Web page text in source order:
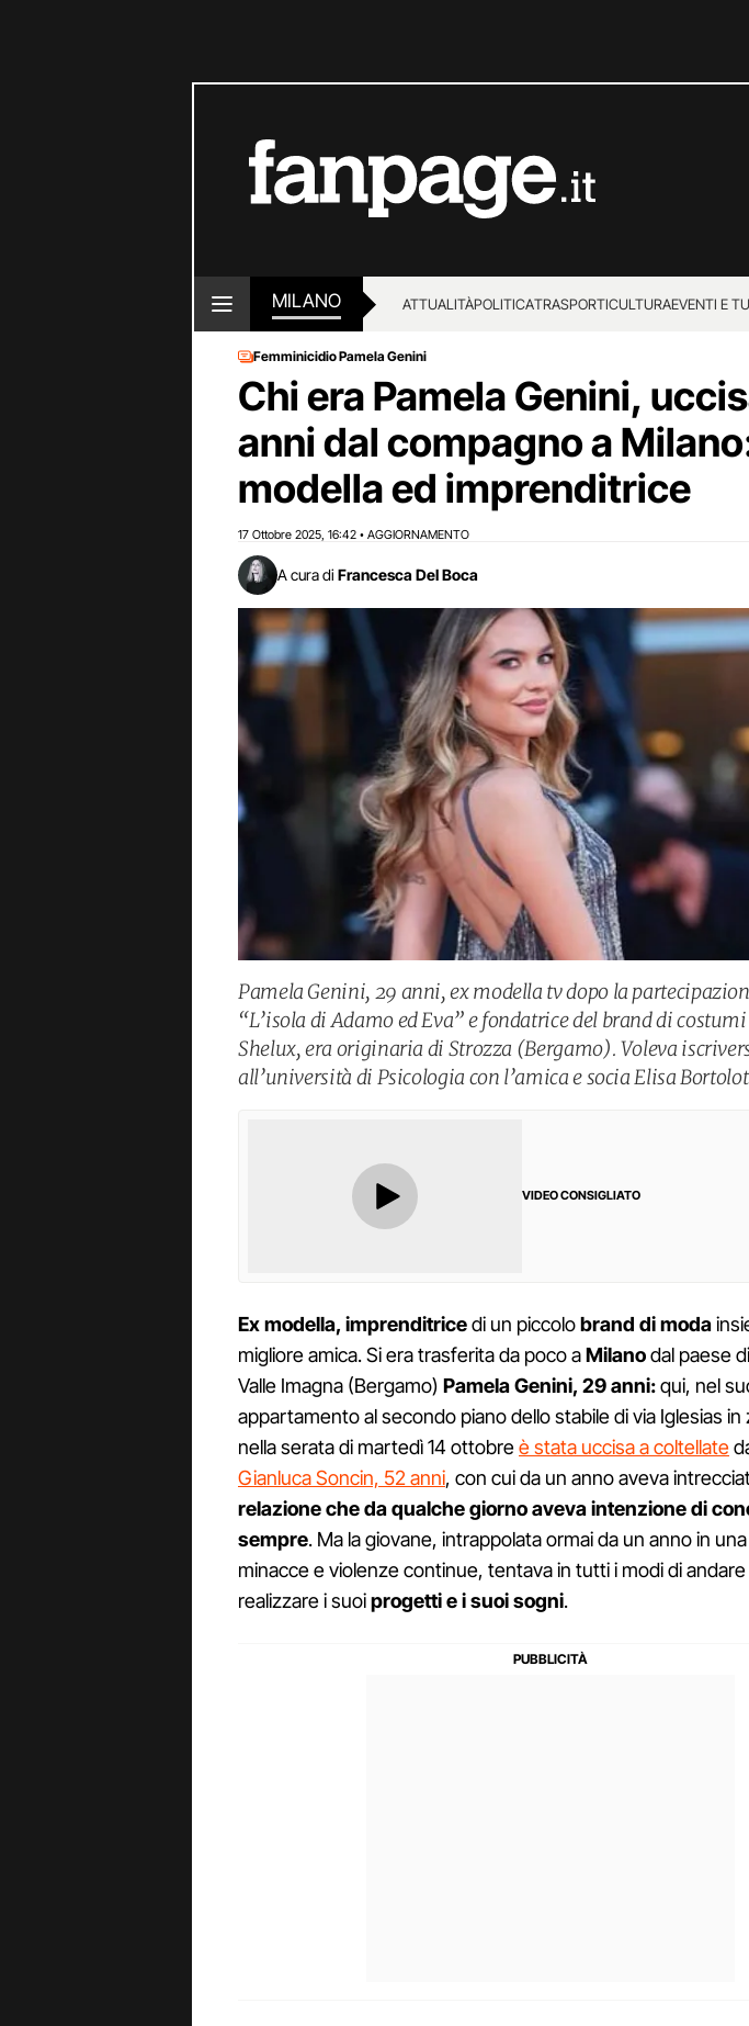
MILANO ATTUALITÀPOLITICATRASPORTICULTURAEVENTI E
Femminicidio Pamela Genini
Chi era Pamela Genini,
anni dal compagno a
modella ed imprenditrice
17 Ottobre 2025 16:42 • AGGIORNAMENTO
A cura di Francesca Del Boca
Pamela Genini, 29 anni, ex modella tv dopo la
“L’isola di Adamo ed Eva” e fondatrice del brand di
Shelux, era originaria di Strozza (Bergamo). Voleva
all’università di Psicologia con l’amica e socia Elisa
VIDEO CONSIGLIATO
Ex modella, imprenditricedi un piccolobrand di moda
migliore amica. Si era trasferita da poco aMilanodal paese
Valle Imagna (Bergamo) Pamela Genini, 29 anni:qui, nel
appartamento al secondo piano dello stabile di via Iglesias in
nella serata di martedì 14 ottobreè stata uccisa a coltellate
Gianluca Soncin, 52 anni, con cui da un anno aveva
relazione che da qualche giorno aveva intenzione di
sempre. Ma la giovane, intrappolata ormai da un anno in
minacce e violenze continue, tentava in tutti i modi di
realizzare i suoiprogetti e i suoi sogni.